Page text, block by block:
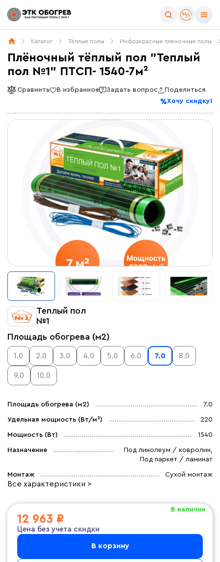
Каталог Тёплые полы Инфракрасные пленочные полы
Плёночный тёплый пол "Теплый
пол №1" ПТСП- 1540-7м²
Сравнить В избранное Задать вопрос
Поделиться
Хочу скидку!
Теплый пол
№1
Площадь обогрева (м2)
1.0 2.0 3.0 4.0 5.0 6.0 7.0 8.0
9.0 10.0
Площадь обогрева (м2) 7.0
Удельная мощность (Вт/м²) 220
Мощность (Вт) 1540
Назначение
Под линолеум / ковролин,
Под паркет / ламинат
Монтаж Сухой монтаж
Все характеристики >
В наличии
12 963 ₽
Цена без учета скидки
В корзину